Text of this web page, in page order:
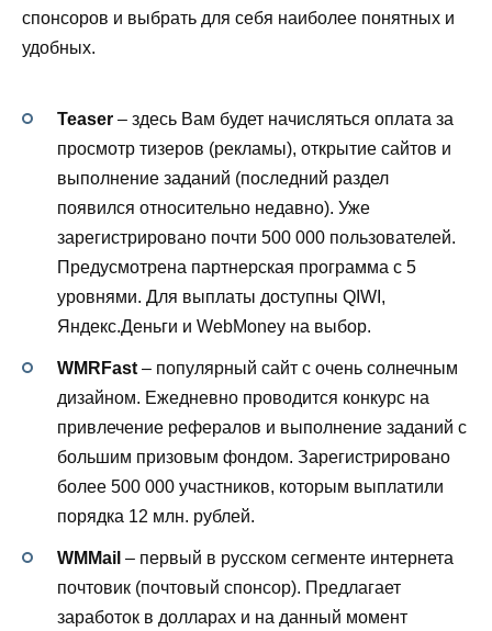
спонсоров и выбрать для себя наиболее понятных и
удобных.
Teaser – здесь Вам будет начисляться оплата за
просмотр тизеров (рекламы), открытие сайтов и
выполнение заданий (последний раздел
появился относительно недавно). Уже
зарегистрировано почти 500 000 пользователей.
Предусмотрена партнерская программа с 5
уровнями. Для выплаты доступны QIWI,
Яндекс.Деньги и WebMoney на выбор.
WMRFast – популярный сайт с очень солнечным
дизайном. Ежедневно проводится конкурс на
привлечение рефералов и выполнение заданий с
большим призовым фондом. Зарегистрировано
более 500 000 участников, которым выплатили
порядка 12 млн. рублей.
WMMail – первый в русском сегменте интернета
почтовик (почтовый спонсор). Предлагает
заработок в долларах и на данный момент